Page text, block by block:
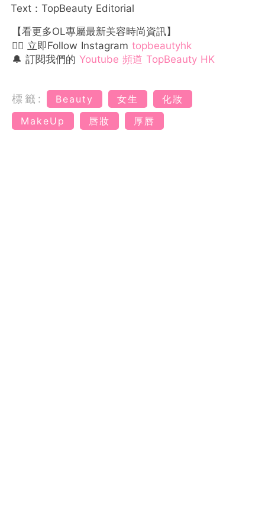
Text：TopBeauty Editorial
【看更多OL專屬最新美容時尚資訊】
👉🏻 立即Follow Instagram topbeautyhk
🔔 訂閱我們的 Youtube 頻道 TopBeauty HK
標籤: Beauty 女生
化妝
MakeUp
唇妝 厚唇